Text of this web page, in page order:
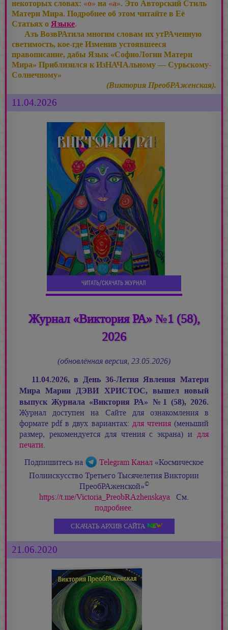
некоторых словах: «о» на «а». Это Авторский Стиль
Матери Мира. Подробнее об этом читайте в Её
Статьях оЯзыке.
Азъ ВозвРАтила многим словам их утРАченную
светимость, кое-где Изменив устоявшееся
правописание, дабы Язык «СофиоЛогии Матери
Мира» Приблизился к ИзНАЧАльному — Сурьскому-
Солнечному»
(Виктория ПреобРАженская).
11.04.2026
ЧИТАТЬ/СКАЧАТЬ ЖУРНАЛ
Журнал «Виктория РА» №1 (58),
2026
(обновлённая версия, 23.05.2026)
11.04.2026, в День 36-Летия Явления Матери
МираМарии ДЭВИ ХРИСТОС,вышел новый
выпуск Журнала «Виктория РА» № 1 (58), 2026.
Журнал доступен на Сайте для ознакомления в
формате pdf в двух вариантах: для чтения(меньший
размер, рекомендуется для чтения с экрана) и для
печати.
Подпишитесь на
Telegram Канал «Космическое
Полиискусство Третьего Тысячелетия Виктории
ПреобРАженской»©
https://t.me/Victoria_PreobRAzhenskaya См.
подробнее.
СКАЧАТЬ АРХИВ САЙТА
21.06.2020